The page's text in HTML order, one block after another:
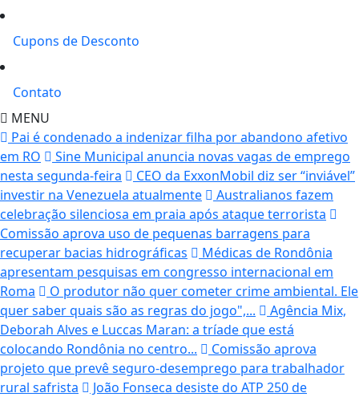
Cupons de Desconto
Contato
MENU
Pai é condenado a indenizar filha por abandono afetivo
em RO
Sine Municipal anuncia novas vagas de emprego
nesta segunda-feira
CEO da ExxonMobil diz ser “inviável”
investir na Venezuela atualmente
Australianos fazem
celebração silenciosa em praia após ataque terrorista
Comissão aprova uso de pequenas barragens para
recuperar bacias hidrográficas
Médicas de Rondônia
apresentam pesquisas em congresso internacional em
Roma
O produtor não quer cometer crime ambiental. Ele
quer saber quais são as regras do jogo",...
Agência Mix,
Deborah Alves e Luccas Maran: a tríade que está
colocando Rondônia no centro...
Comissão aprova
projeto que prevê seguro-desemprego para trabalhador
rural safrista
João Fonseca desiste do ATP 250 de